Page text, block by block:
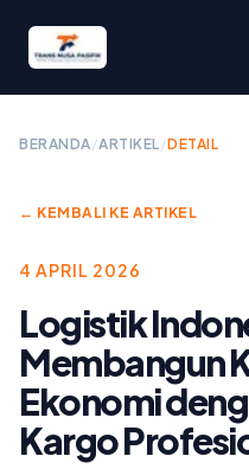
BERANDA/ARTIKEL/DETAIL
← KEMBALI KE ARTIKEL
4 APRIL 2026
Logistik
Membangun
Ekonomi
Kargo